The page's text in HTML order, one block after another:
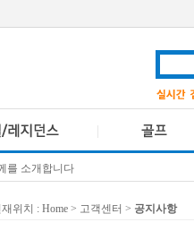
를 소개합니다
재위치 : Home > 고객센터 > 공지사항